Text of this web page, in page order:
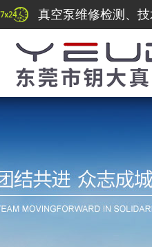
真空泵维修检测、